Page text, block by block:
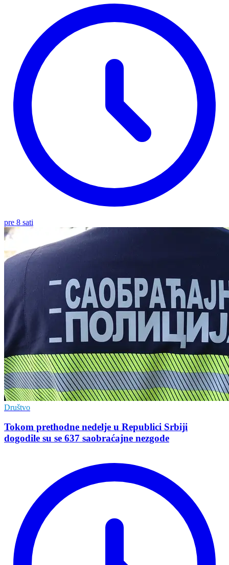
pre 8 sati
Društvo
Tokom prethodne nedelje u Republici Srbiji
dogodile su se 637 saobraćajne nezgode